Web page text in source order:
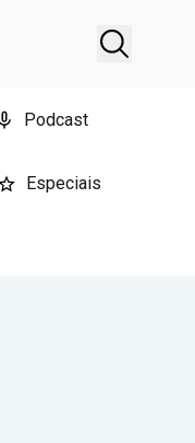
Podcast
Especiais